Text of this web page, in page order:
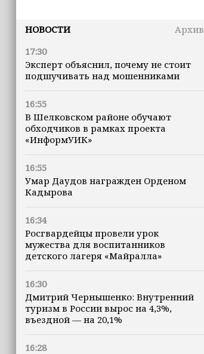
НОВОСТИ
Архив
17:30
Эксперт объяснил, почему не стоит
подшучивать над мошенниками
16:55
В Шелковском районе обучают
обходчиков в рамках проекта
«ИнформУИК»
16:55
Умар Даудов награжден Орденом
Кадырова
16:34
Росгвардейцы провели урок
мужества для воспитанников
детского лагеря «Майралла»
16:30
Дмитрий Чернышенко: Внутренний
туризм в России вырос на 4,3%,
въездной — на 20,1%
16:28